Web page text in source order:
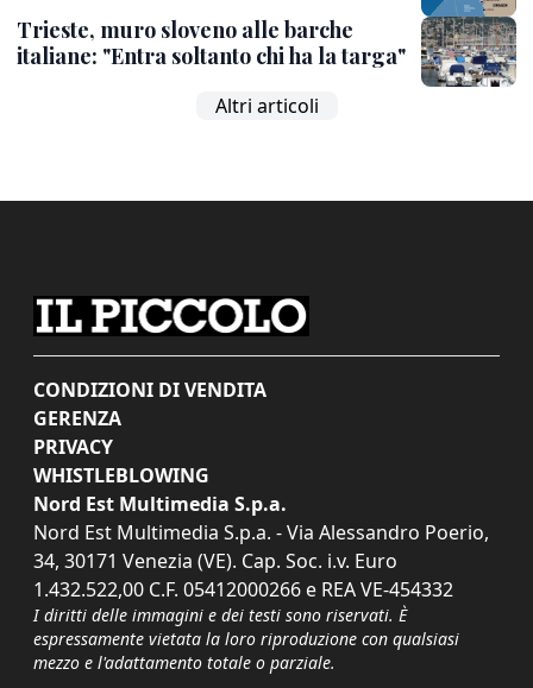
Trieste, muro sloveno alle barche
italiane: "Entra soltanto chi ha la targa"
Altri articoli
CONDIZIONI DI VENDITA
GERENZA
PRIVACY
WHISTLEBLOWING
Nord Est Multimedia S.p.a.
Nord Est Multimedia S.p.a. - Via Alessandro Poerio,
34, 30171 Venezia (VE). Cap. Soc. i.v. Euro
1.432.522,00 C.F. 05412000266 e REA VE-454332
I diritti delle immagini e dei testi sono riservati. È
espressamente vietata la loro riproduzione con qualsiasi
mezzo e l'adattamento totale o parziale.